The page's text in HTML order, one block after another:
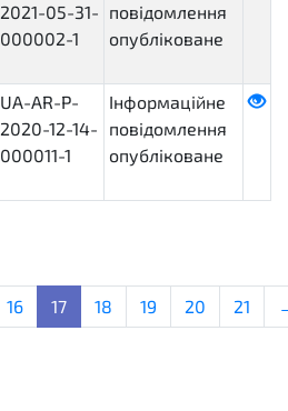
2021-05-31-
000002-1
повідомлення
опубліковане
UA-AR-P-
2020-12-14-
000011-1
Інформаційне
повідомлення
опубліковане
16 17 18 19 20 21